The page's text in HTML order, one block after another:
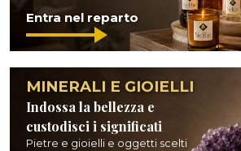
Entra nel reparto
MINERALI E GIOIELLI
Indossa la bellezza e
custodisci i significati
Pietre e gioielli e oggetti scelti